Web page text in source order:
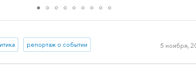
репортаж о событии 5 ноября,